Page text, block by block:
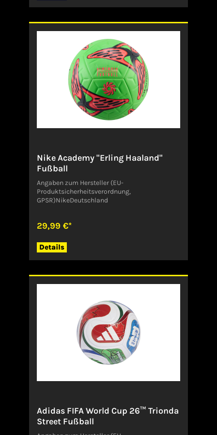
und Stabilität im Flug. Als Hommage an die
Weltmeisterschaft 26™ sind die lebendigen
nachempfunden.Angaben zum Hersteller (EU-
Produktsicherheitsverordnung, GPSR)ADIDAS
AG ADIDAS SALOMON AGADI-DASSLER-STR.
HerzogenaurachDeutschlandserviceinfo@onlin
eshop.adidas.com
Nike Academy "Erling Haaland"
Fußball
Angaben zum Hersteller (EU-
Produktsicherheitsverordnung,
GPSR)NikeDeutschland
29,99 €*
Details
Adidas FIFA World Cup 26™ Trionda
Street Fußball